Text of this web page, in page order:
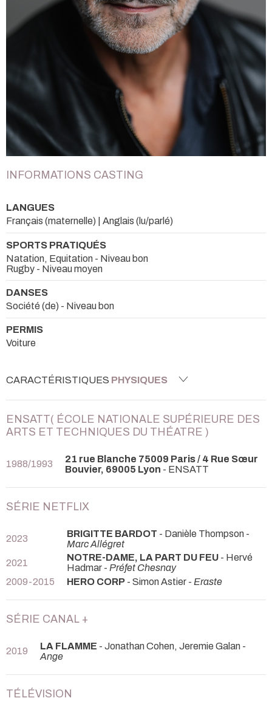
INFORMATIONS CASTING
LANGUES
Français (maternelle) | Anglais (lu/parlé)
SPORTS PRATIQUÉS
Natation, Equitation - Niveau bon
Rugby - Niveau moyen
DANSES
Société (de) - Niveau bon
PERMIS
Voiture
CARACTÉRISTIQUES PHYSIQUES
ENSATT( ÉCOLE NATIONALE SUPÉRIEURE DES
ARTS ET TECHNIQUES DU THÉATRE )
1988/1993
21 rue Blanche 75009 Paris / 4 Rue Sœur
Bouvier, 69005 Lyon - ENSATT
SÉRIE NETFLIX
2023 BRIGITTE BARDOT - Danièle Thompson -
Marc Allégret
2021
NOTRE-DAME, LA PART DU FEU - Hervé
Hadmar - Préfet Chesnay
2009-2015
HERO CORP - Simon Astier - Eraste
SÉRIE CANAL +
2019 LA FLAMME - Jonathan Cohen, Jeremie Galan -
Ange
TÉLÉVISION